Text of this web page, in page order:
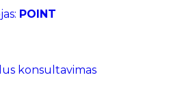
POINT
konsultavimas